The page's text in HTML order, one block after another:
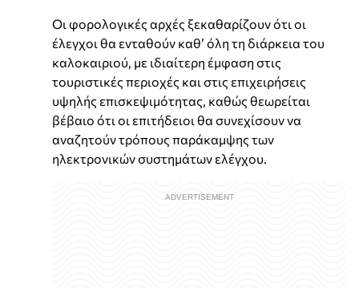
Οι φορολογικές αρχές ξεκαθαρίζουν ότι οι
έλεγχοι θα ενταθούν καθ’ όλη τη διάρκεια του
καλοκαιριού, με ιδιαίτερη έμφαση στις
τουριστικές περιοχές και στις επιχειρήσεις
υψηλής επισκεψιμότητας, καθώς θεωρείται
βέβαιο ότι οι επιτήδειοι θα συνεχίσουν να
αναζητούν τρόπους παράκαμψης των
ηλεκτρονικών συστημάτων ελέγχου.